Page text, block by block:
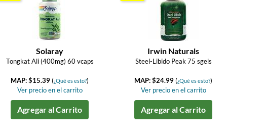
Solaray
Tongkat Ali (400mg) 60 vcaps
MAP: $15.39(¿Qué es esto?)
Ver precio en el carrito
Agregar al Carrito
Irwin Naturals
Steel-Libido Peak 75 sgels
MAP: $24.99(¿Qué es esto?)
Ver precio en el carrito
Agregar al Carrito